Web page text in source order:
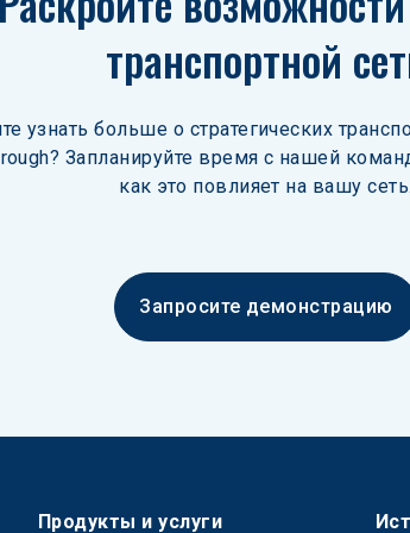
транспортной
узнать больше о стратегических
Запланируйте время с нашей
как это повлияет на вашу сеть.
Запросите демонстрацию
Продукты и услуги